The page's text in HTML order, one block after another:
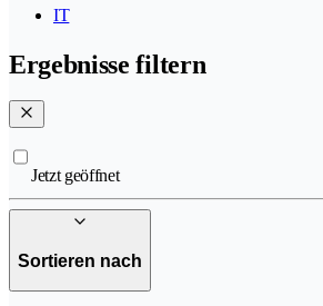
IT
Ergebnisse filtern
Jetzt geöffnet
Sortieren nach